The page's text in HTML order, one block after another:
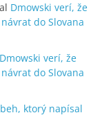
Dmowski verí, že
do Slovana
Dmowski verí, že
do Slovana
ktorý napísal